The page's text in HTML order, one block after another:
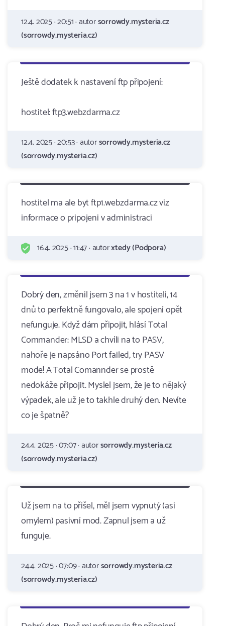
12.4. 2025 · 20:51 · autorsorrowdy.mysteria.cz
(sorrowdy.mysteria.cz)
Ještě dodatek k nastavení ftp připojení:
hostitel: ftp3.webzdarma.cz
12.4. 2025 · 20:53 · autorsorrowdy.mysteria.cz
(sorrowdy.mysteria.cz)
hostitel ma ale byt ftp1.webzdarma.cz viz
informace o pripojeni v administraci
16.4. 2025 · 11:47 · autorxtedy (Podpora)
Dobrý den, změnil jsem 3 na 1 v hostiteli, 14
dnů to perfektně fungovalo, ale spojení opět
nefunguje. Když dám připojit, hlásí Total
Commander: MLSD a chvíli na to PASV,
nahoře je napsáno Port failed, try PASV
mode! A Total Comannder se prostě
nedokáže připojit. Myslel jsem, že je to nějaký
výpadek, ale už je to takhle druhý den. Nevíte
co je špatně?
24.4. 2025 · 07:07 · autorsorrowdy.mysteria.cz
(sorrowdy.mysteria.cz)
Už jsem na to přišel, měl jsem vypnutý (asi
omylem) pasivní mod. Zapnul jsem a už
funguje.
24.4. 2025 · 07:09 · autorsorrowdy.mysteria.cz
(sorrowdy.mysteria.cz)